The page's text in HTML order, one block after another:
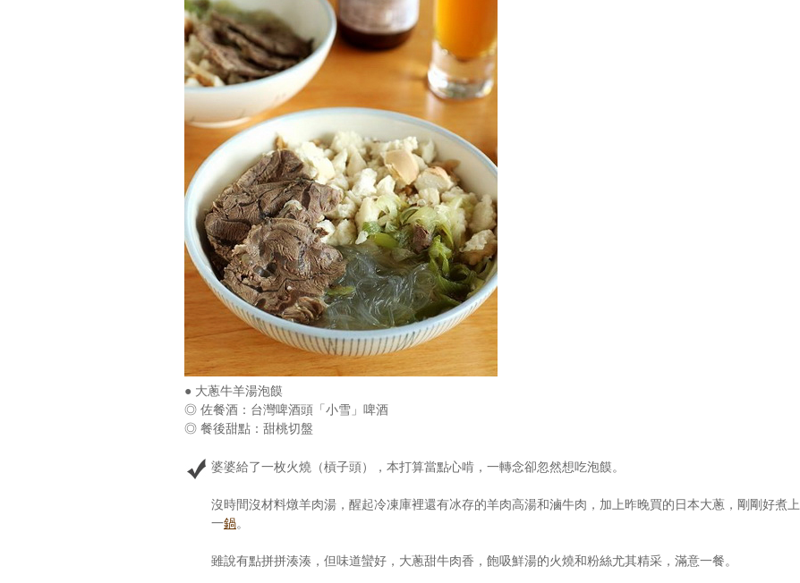
● 大蔥牛羊湯泡饃
◎ 佐餐酒：台灣啤酒頭「小雪」啤酒
◎ 餐後甜點：甜桃切盤
婆婆給了一枚火燒（槓子頭），本打算當點心啃，一轉念卻忽然想吃泡饃。
沒時間沒材料燉羊肉湯，醒起冷凍庫裡還有冰存的羊肉高湯和滷牛肉，加上昨晚買的日本大蔥，剛剛好煮上
一鍋。
雖說有點拼拼湊湊，但味道蠻好，大蔥甜牛肉香，飽吸鮮湯的火燒和粉絲尤其精采，滿意一餐。